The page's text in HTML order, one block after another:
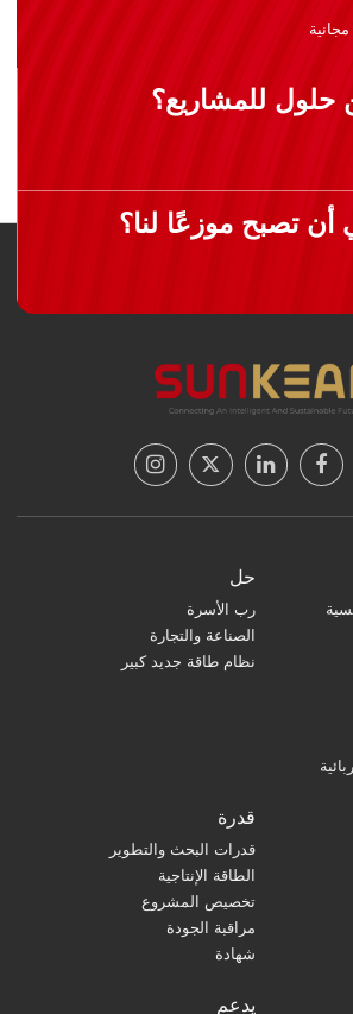
للمشاريع؟
تصبح موزعًا لنا؟
حل
رب الأسرة
الصناعة والتجارة
نظام طاقة جديد كبير
قدرة
قدرات البحث والتطوير
الطاقة الإنتاجية
تخصيص المشروع
مراقبة الجودة
شهادة
يدعم